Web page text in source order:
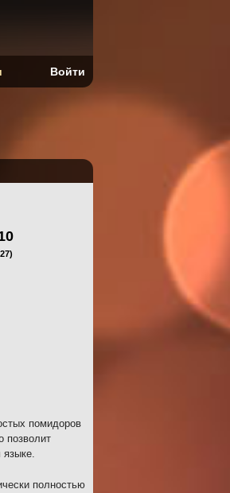
27)
помидоров
позволит
языке.
полностью
Войти